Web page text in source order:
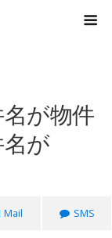
が物件
が
Mail SMS